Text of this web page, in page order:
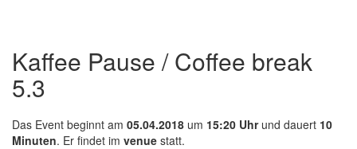
Kaffee Pause / Coffee break
5.3
Das Event beginnt am 05.04.2018 um 15:20 Uhrund dauert 10
Minuten. Er findet im venue statt.